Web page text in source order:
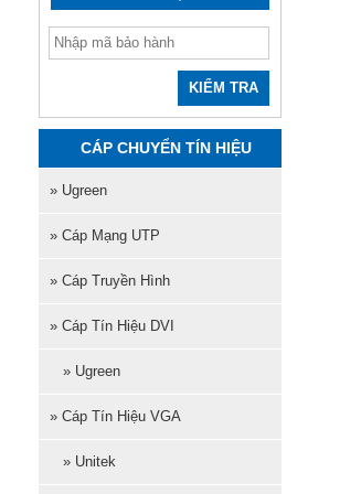
KIỂM TRA
CÁP CHUYỂN TÍN HIỆU
» Ugreen
» Cáp Mạng UTP
» Cáp Truyền Hình
» Cáp Tín Hiệu DVI
» Ugreen
» Cáp Tín Hiệu VGA
» Unitek